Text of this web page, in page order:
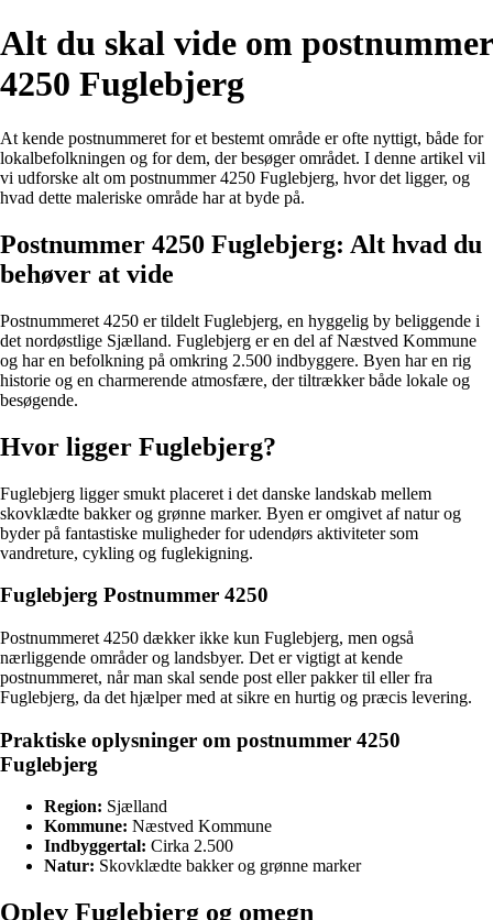
Alt du skal vide om postnummer
4250 Fuglebjerg
At kende postnummeret for et bestemt område er ofte nyttigt, både for
lokalbefolkningen og for dem, der besøger området. I denne artikel vil
vi udforske alt om postnummer 4250 Fuglebjerg, hvor det ligger, og
hvad dette maleriske område har at byde på.
Postnummer 4250 Fuglebjerg: Alt hvad du
behøver at vide
Postnummeret 4250 er tildelt Fuglebjerg, en hyggelig by beliggende i
det nordøstlige Sjælland. Fuglebjerg er en del af Næstved Kommune
og har en befolkning på omkring 2.500 indbyggere. Byen har en rig
historie og en charmerende atmosfære, der tiltrækker både lokale og
besøgende.
Hvor ligger Fuglebjerg?
Fuglebjerg ligger smukt placeret i det danske landskab mellem
skovklædte bakker og grønne marker. Byen er omgivet af natur og
byder på fantastiske muligheder for udendørs aktiviteter som
vandreture, cykling og fuglekigning.
Fuglebjerg Postnummer 4250
Postnummeret 4250 dækker ikke kun Fuglebjerg, men også
nærliggende områder og landsbyer. Det er vigtigt at kende
postnummeret, når man skal sende post eller pakker til eller fra
Fuglebjerg, da det hjælper med at sikre en hurtig og præcis levering.
Praktiske oplysninger om postnummer 4250
Fuglebjerg
Region: Sjælland
Kommune: Næstved Kommune
Indbyggertal: Cirka 2.500
Natur: Skovklædte bakker og grønne marker
Oplev Fuglebjerg og omegn